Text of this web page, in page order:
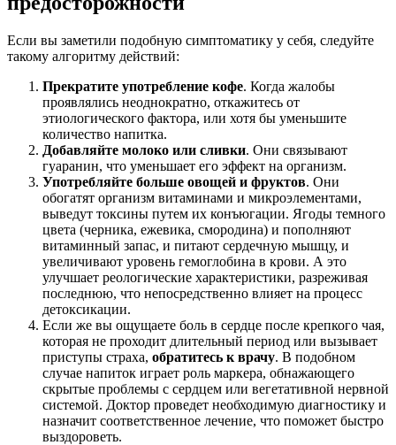
Если вы заметили подобную симптоматику у себя, следуйте
такому алгоритму действий:
Прекратите употребление кофе. Когда жалобы
проявлялись неоднократно, откажитесь от
этиологического фактора, или хотя бы уменьшите
количество напитка.
Добавляйте молоко или сливки. Они связывают
гуаранин, что уменьшает его эффект на организм.
Употребляйте больше овощей и фруктов. Они
обогатят организм витаминами и микроэлементами,
выведут токсины путем их конъюгации. Ягоды темного
цвета (черника, ежевика, смородина) и пополняют
витаминный запас, и питают сердечную мышцу, и
увеличивают уровень гемоглобина в крови. А это
улучшает реологические характеристики, разреживая
последнюю, что непосредственно влияет на процесс
детоксикации.
Если же вы ощущаете боль в сердце после крепкого чая,
которая не проходит длительный период или вызывает
приступы страха, обратитесь к врачу. В подобном
случае напиток играет роль маркера, обнажающего
скрытые проблемы с сердцем или вегетативной нервной
системой. Доктор проведет необходимую диагностику и
назначит соответственное лечение, что поможет быстро
выздороветь.